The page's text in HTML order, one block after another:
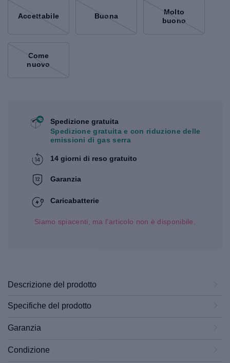
Accettabile Buona
Molto
buono
Come
nuovo
Spedizione gratuita
Spedizione gratuita e con riduzione delle
emissioni di gas serra
14 giorni di reso gratuito
Garanzia
Caricabatterie
Siamo spiacenti, ma l'articolo non è disponibile.
Descrizione del prodotto
Specifiche del prodotto
Garanzia
Condizione